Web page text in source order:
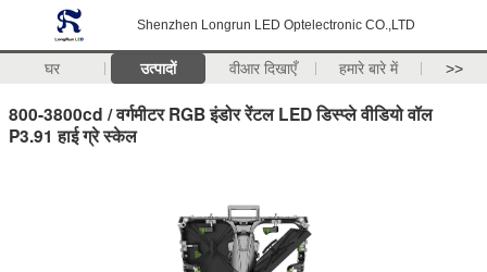
Shenzhen Longrun LED Optelectronic CO.,LTD
घर उत्पादों वीआर दिखाएँ हमारे बारे में >>
800-3800cd / वर्गमीटर RGB इंडोर रेंटल LED डिस्प्ले वीडियो वॉल
P3.91 हाई ग्रे स्केल